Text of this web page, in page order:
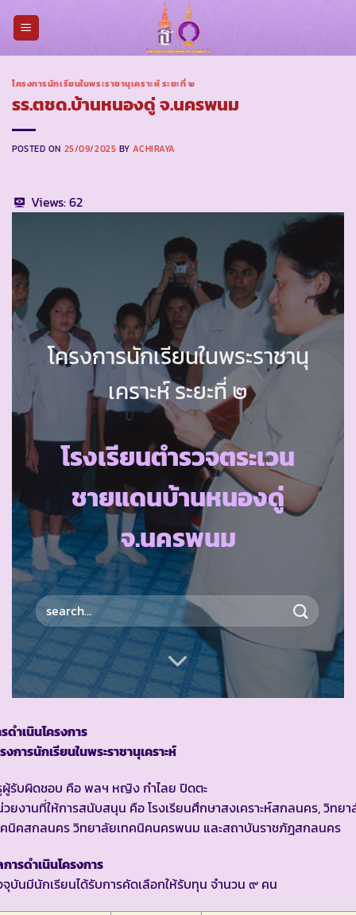
โครงการนักเรียนในพระราชานุเคราะห์ ระยะที่ ๒
รร.ตชด.บ้านหนองดู่ จ.นครพนม
POSTED ON 25/09/2025 BYACHIRAYA
Views:62
โครงการนักเรียนในพระราชานุ
เคราะห์ ระยะที่ ๒
โรงเรียนตำรวจตระเวน
ชายแดนบ้านหนองดู่
จ.นครพนม
ดำเนินโครงการ
งการนักเรียนในพระราชานุเคราะห์
รับผิดชอบ คือ พลฯ หญิง กำไลย ปิดตะ
ยงานที่ให้การสนับสนุน คือ โรงเรียนศึกษาสงเคราะห์สกลนคร, วิทย
นิคสกลนคร วิทยาลัยเทคนิคนครพนม และสถาบันราชภัฎสกลนคร
ารดำเนินโครงการ
บันมีนักเรียนได้รับการคัดเลือกให้รับทุน จำนวน ๙ คน